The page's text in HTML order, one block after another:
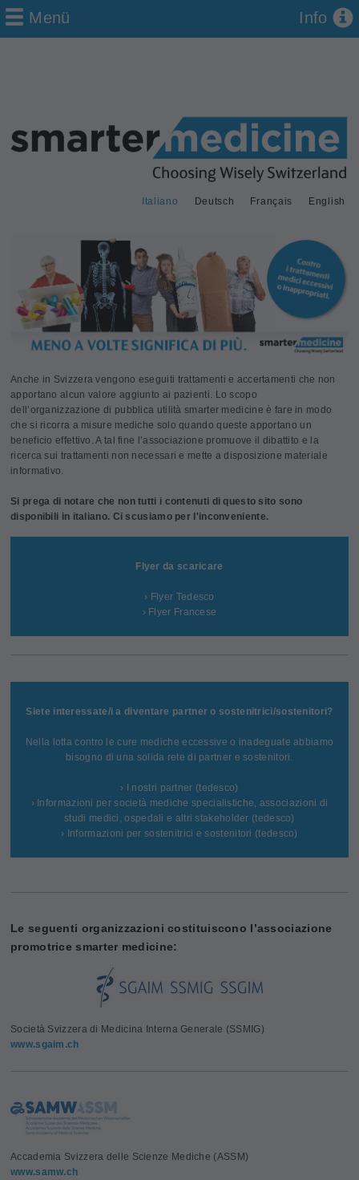
Deutsch Français
Italiano English
Menü Info
Anche in Svizzera vengono eseguiti trattamenti e accertamenti che non
apportano alcun valore aggiunto ai pazienti. Lo scopo
dell’organizzazione di pubblica utilità smarter medicine è fare in modo
che si ricorra a misure mediche solo quando queste apportano un
beneficio effettivo. A tal fine l’associazione promuove il dibattito e la
ricerca sui trattamenti non necessari e mette a disposizione materiale
informativo.
Si prega di notare che non tutti i contenuti di questo sito sono
disponibili in italiano. Ci scusiamo per l'inconveniente.
Flyer da scaricare
› Flyer Tedesco
› Flyer Francese
Siete interessate/i a diventare partner o sostenitrici/sostenitori?
Nella lotta contro le cure mediche eccessive o inadeguate abbiamo
bisogno di una solida rete di partner e sostenitori.
› I nostri partner (tedesco)
› Informazioni per società mediche specialistiche, associazioni di
studi medici, ospedali e altri stakeholder (tedesco)
› Informazioni per sostenitrici e sostenitori (tedesco)
Le seguenti organizzazioni costituiscono l’associazione
promotrice smarter medicine:
Società Svizzera di Medicina Interna Generale (SSMIG)
www.sgaim.ch
Accademia Svizzera delle Scienze Mediche (ASSM)
www.samw.ch